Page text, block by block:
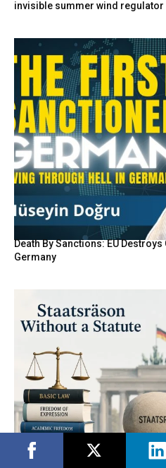
invisible summer wind regulator
Death By Sanctions: EU
Germany